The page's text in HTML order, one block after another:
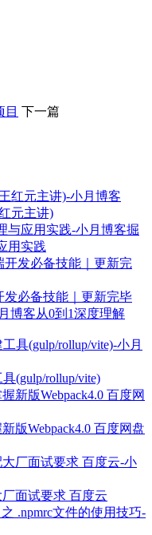
目 下一篇
元主讲)
掘
用实践
发必备技能｜更新完毕
从0到1深度理解
(gulp/rollup/vite)
版Webpack4.0 百度网盘
面试要求 百度云